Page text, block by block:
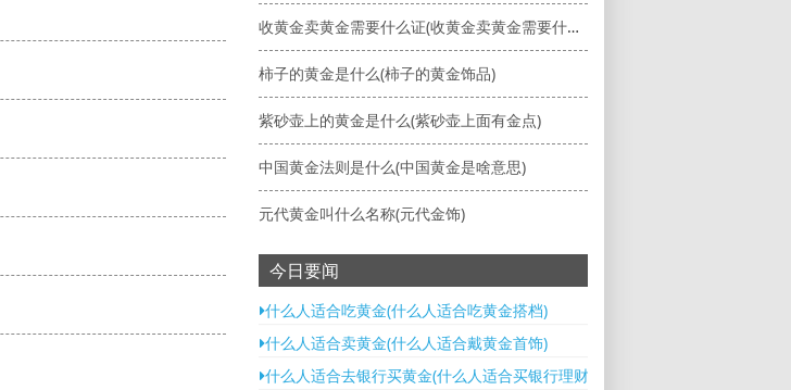
收黄金卖黄金需要什么证(收黄金卖黄金需要什么证件和手续)
柿子的黄金是什么(柿子的黄金饰品)
紫砂壶上的黄金是什么(紫砂壶上面有金点)
中国黄金法则是什么(中国黄金是啥意思)
元代黄金叫什么名称(元代金饰)
今日要闻
什么人适合吃黄金(什么人适合吃黄金搭档)
什么人适合卖黄金(什么人适合戴黄金首饰)
什么人适合去银行买黄金(什么人适合买银行理财)